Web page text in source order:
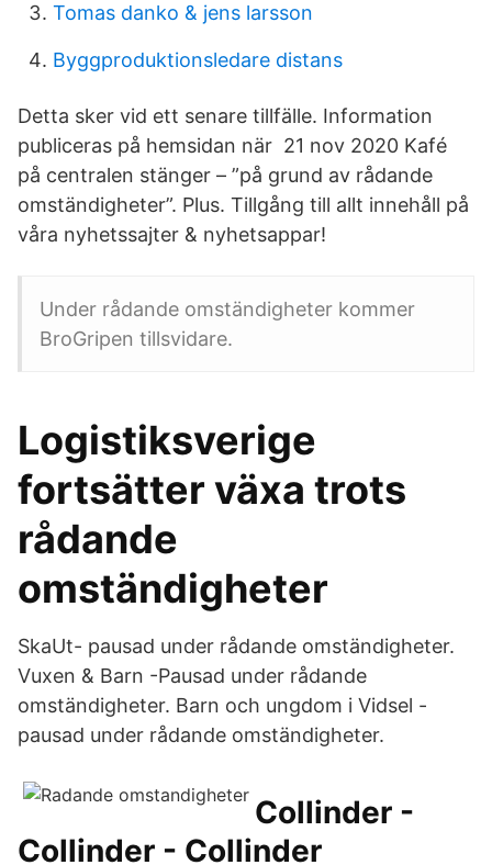
Tomas danko & jens larsson
Byggproduktionsledare distans
Detta sker vid ett senare tillfälle. Information
publiceras på hemsidan när 21 nov 2020 Kafé
på centralen stänger – ”på grund av rådande
omständigheter”. Plus. Tillgång till allt innehåll på
våra nyhetssajter & nyhetsappar!
Under rådande omständigheter kommer
BroGripen tillsvidare.
Logistiksverige
fortsätter växa trots
rådande
omständigheter
SkaUt- pausad under rådande omständigheter.
Vuxen & Barn -Pausad under rådande
omständigheter. Barn och ungdom i Vidsel -
pausad under rådande omständigheter.
Collinder -
Collinder - Collinder